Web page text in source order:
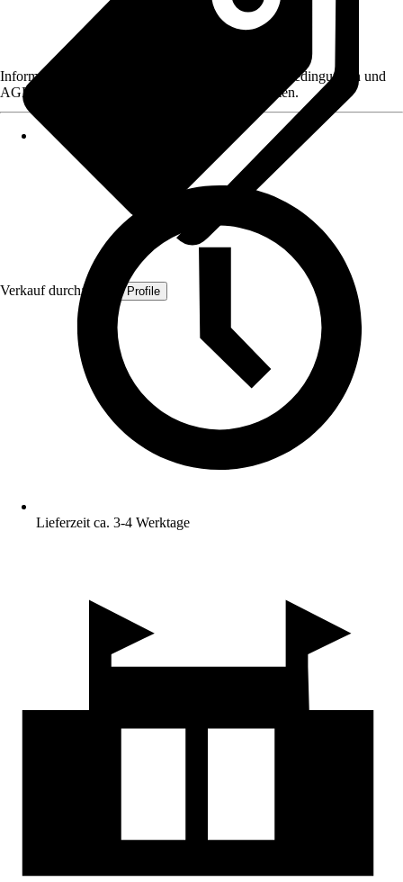
Verkauf durch: Quest Profile
Informationen des Verkäufers, wie z. B. Rückgabebedingungen und
AGB, finden Sie bei Klick auf den Verkäufernamen.
Lieferzeit ca. 3-4 Werktage